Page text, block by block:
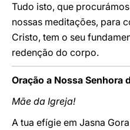
Tudo isto, que
nossas meditações, para
Cristo, tem o seu
redenção do corpo.
Oração a Nossa Senhora
Mãe da Igreja!
A tua efígie em Jasna